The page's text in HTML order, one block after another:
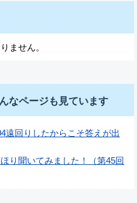
ません。
なページも見ています
遠回りしたからこそ答えが出
り聞いてみました！（第45回